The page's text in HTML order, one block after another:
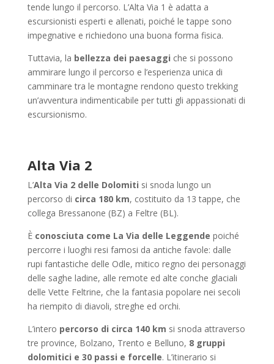
tende lungo il percorso. L’Alta Via 1 è adatta a
escursionisti esperti e allenati, poiché le tappe sono
impegnative e richiedono una buona forma fisica.
Tuttavia, la bellezza dei paesaggi che si possono
ammirare lungo il percorso e l’esperienza unica di
camminare tra le montagne rendono questo trekking
un’avventura indimenticabile per tutti gli appassionati di
escursionismo.
Alta Via 2
L’Alta Via 2 delle Dolomiti si snoda lungo un
percorso di circa 180 km, costituito da 13 tappe, che
collega Bressanone (BZ) a Feltre (BL).
È conosciuta come La Via delle Leggende poiché
percorre i luoghi resi famosi da antiche favole: dalle
rupi fantastiche delle Odle, mitico regno dei personaggi
delle saghe ladine, alle remote ed alte conche glaciali
delle Vette Feltrine, che la fantasia popolare nei secoli
ha riempito di diavoli, streghe ed orchi.
L’intero percorso di circa 140 km si snoda attraverso
tre province, Bolzano, Trento e Belluno, 8 gruppi
dolomitici e 30 passi e forcelle. L’itinerario si